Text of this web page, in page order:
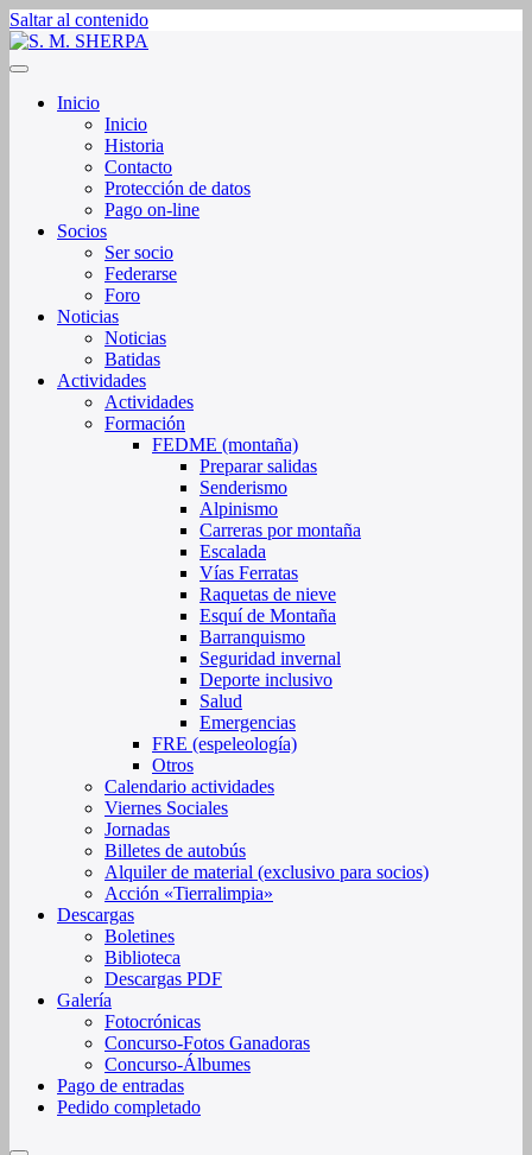
Saltar al contenido
S. M. SHERPA
Sociedad de Montaña Sherpa de La Rioja
Inicio
Inicio
Historia
Contacto
Protección de datos
Pago on-line
Socios
Ser socio
Federarse
Foro
Noticias
Noticias
Batidas
Actividades
Actividades
Formación
FEDME (montaña)
Preparar salidas
Senderismo
Alpinismo
Carreras por montaña
Escalada
Vías Ferratas
Raquetas de nieve
Esquí de Montaña
Barranquismo
Seguridad invernal
Deporte inclusivo
Salud
Emergencias
FRE (espeleología)
Otros
Calendario actividades
Viernes Sociales
Jornadas
Billetes de autobús
Alquiler de material (exclusivo para socios)
Acción «Tierralimpia»
Descargas
Boletines
Biblioteca
Descargas PDF
Galería
Fotocrónicas
Concurso-Fotos Ganadoras
Concurso-Álbumes
Pago de entradas
Pedido completado